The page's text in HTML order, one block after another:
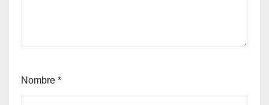
Nombre *